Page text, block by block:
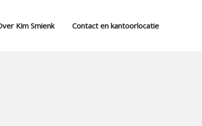
Kim Smienk Contact en kantoorlocatie